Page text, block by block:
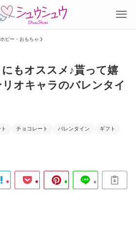
ホビー・おもちゃ
もオススメ♪貰って嬉
リオキャラのバレンタイ
チョコレート バレンタイン
ギフト